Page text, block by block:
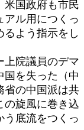
米国政府も市民
アル用につくっ
るよう指示をし
院議員のデマ
国を失った（中
省の中国派は共
の旋風に巻き込
う底流をつくっ